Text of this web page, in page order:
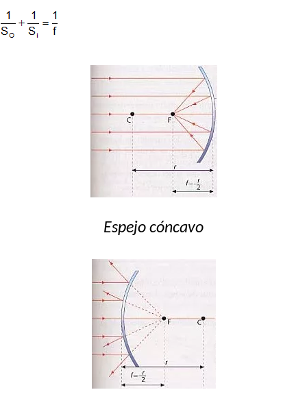
Espejo cóncavo